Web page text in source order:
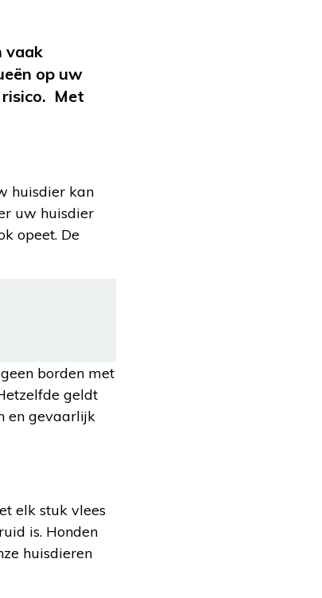
vaak
op uw
Met
huisdier kan
uw huisdier
opeet. De
borden met
geldt
en gevaarlijk
elk stuk vlees
is. Honden
huisdieren